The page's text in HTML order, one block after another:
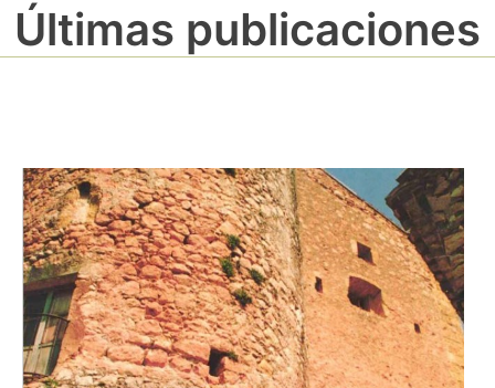
Últimas publicaciones